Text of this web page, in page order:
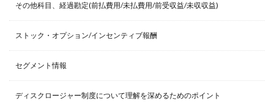
その他科目、経過勘定(前払費用/未払費用/前受収益/未収収益)
ストック・オプション/インセンティブ報酬
セグメント情報
ディスクロージャー制度について理解を深めるためのポイント